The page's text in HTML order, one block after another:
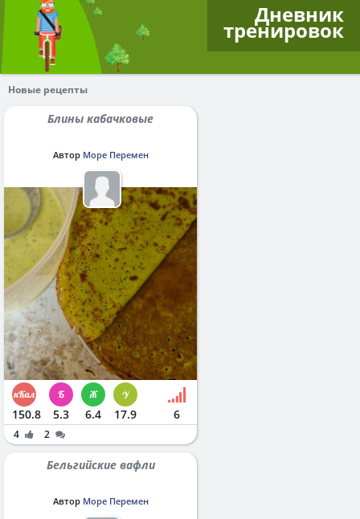
Дневник
тренировок
Новые рецепты
Блины кабачковые
Автор Море Перемен
150.8 5.3 6.4 17.9 6
4 2
Бельгийские вафли
Автор Море Перемен